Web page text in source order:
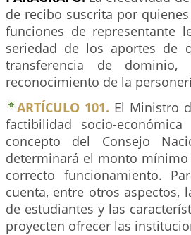
de recibo suscrita por
funciones de representante
seriedad de los aportes de
transferencia de dominio,
reconocimiento de la
ARTÍCULO 101. El Ministro
factibilidad socio-
concepto del Consejo
determinará el monto
correcto funcionamiento.
cuenta, entre otros
de estudiantes y las
proyecten ofrecer las